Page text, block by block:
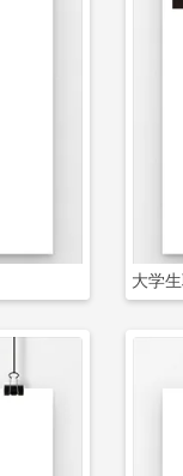
大学